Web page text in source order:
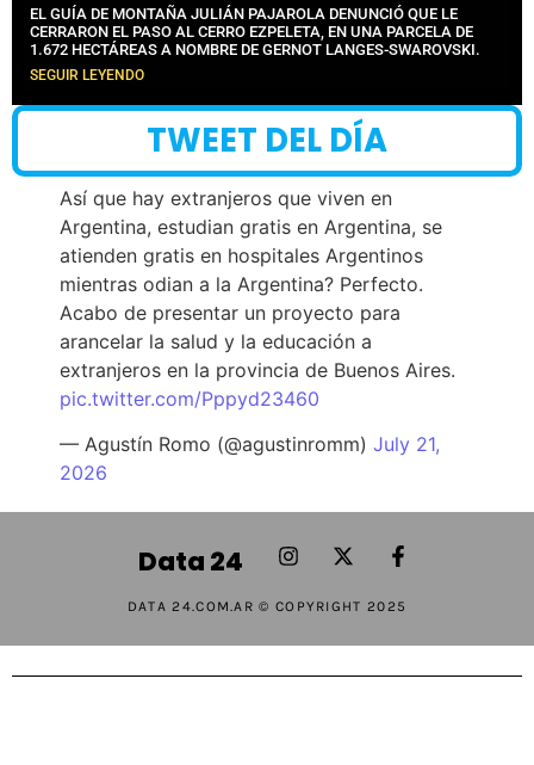
EL GUÍA DE MONTAÑA JULIÁN PAJAROLA DENUNCIÓ QUE LE
CERRARON EL PASO AL CERRO EZPELETA, EN UNA PARCELA DE
1.672 HECTÁREAS A NOMBRE DE GERNOT LANGES-SWAROVSKI.
SEGUIR LEYENDO
TWEET DEL DÍA
Así que hay extranjeros que viven en
Argentina, estudian gratis en Argentina, se
atienden gratis en hospitales Argentinos
mientras odian a la Argentina? Perfecto.
Acabo de presentar un proyecto para
arancelar la salud y la educación a
extranjeros en la provincia de Buenos Aires.
pic.twitter.com/Pppyd23460
— Agustín Romo (@agustinromm) July 21,
2026
Data 24
DATA 24.COM.AR © COPYRIGHT 2025